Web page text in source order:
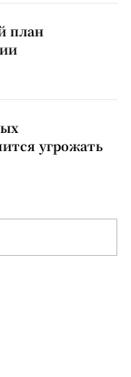
план
угрожать